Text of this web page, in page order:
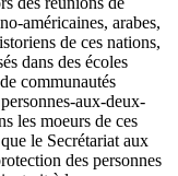
américaines, arabes,
de ces nations,
dans des écoles
communautés
aux-deux-
les moeurs de ces
le Secrétariat aux
des personnes